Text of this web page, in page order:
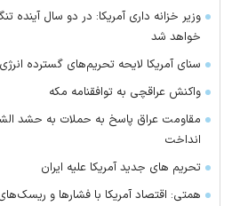
وزیر خزانه داری آمریکا: در دو سال آینده
خواهد شد
سنای آمریکا لایحه تحریم‌های گسترده
واکنش عراقچی به توافقنامه مکه
مقاومت عراق پاسخ به حملات به حشد
انداخت
تحریم های جدید آمریکا علیه ایران
همتی: اقتصاد آمریکا با فشارها و